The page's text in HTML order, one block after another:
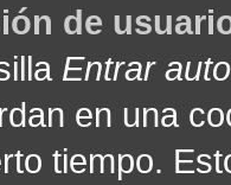
de
Entrar
en una
tiempo.